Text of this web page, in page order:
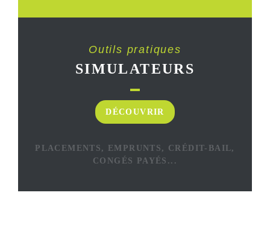
Outils pratiques
SIMULATEURS
DÉCOUVRIR
PLACEMENTS, EMPRUNTS, CRÉDIT-BAIL,
CONGÉS PAYÉS...